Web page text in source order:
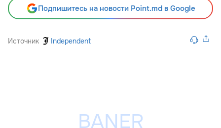
Подпишитесь на новости Point.md в Google
Источник Independent